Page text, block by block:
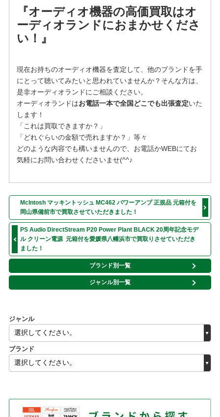
ジャンル
ブランド
『オーディオ機器の高価買取はオ
ーディオランドにおまかせくださ
い！』
現在お持ちのオーディオ機器を査定して、他のブランドを手
にとって聴いてみたいと思われていませんか？そんな方は、
是非オーディオランドにご相談ください。
オーディオランドはお電話一本で全国どこでも出張査定いた
します！
「これは買取できますか？」
「どれぐらいの金額で売れますか？」等々
どのような内容でも構いませんので、お電話かWEBにてお
気軽にお問い合わせくださいませ(^^♪
McIntosh マッキントッシュ MC462 パワーアンプ 正規品 元箱付を
岡山県備前市で買取させていただきました！
PS Audio DirectStream P20 Power Plant BLACK 20周年記念モデ
ル クリーン電源 元箱付を愛媛県八幡浜市で買取りさせていただき
ました！
ブランド別一覧
ジャンル別一覧